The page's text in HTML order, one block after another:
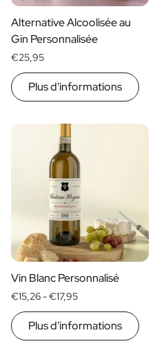
Contact
Alternative Alcoolisée au
Gin Personnalisée
€25,95
Plus d'informations
Vin Blanc Personnalisé
€15,26 -€17,95
Plus d'informations